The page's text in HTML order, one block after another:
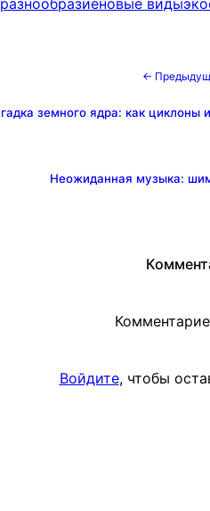
новые виды
←
земного ядра: как
Неожиданная музыка:
Войдите, чтобы